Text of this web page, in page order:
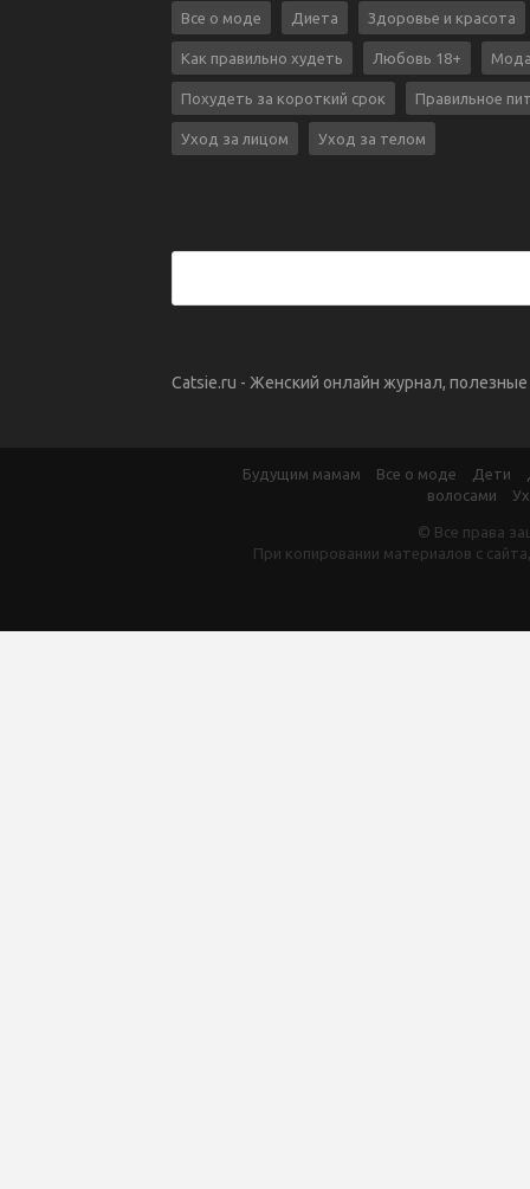
Все о моде Диета Здоровье и красота
Как правильно худеть Любовь 18+
Похудеть за короткий срок Правильное
Уход за лицом Уход за телом
Catsie.ru - Женский онлайн журнал,
Будущим мамам Все о моде Дети
волосами
© Все права
При копировании материалов с